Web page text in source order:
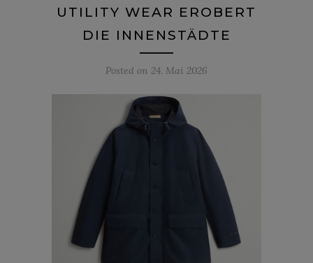
UTILITY WEAR EROBERT
DIE INNENSTÄDTE
Posted on 24. Mai 2026